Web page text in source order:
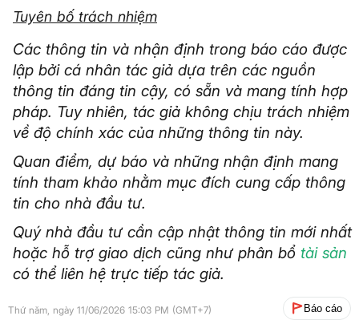
Tuyên bố trách nhiệm
Các thông tin và nhận định trong báo cáo được
lập bởi cá nhân tác giả dựa trên các nguồn
thông tin đáng tin cậy, có sẵn và mang tính hợp
pháp. Tuy nhiên, tác giả không chịu trách nhiệm
về độ chính xác của những thông tin này.
Quan điểm, dự báo và những nhận định mang
tính tham khảo nhằm mục đích cung cấp thông
tin cho nhà đầu tư.
Quý nhà đầu tư cần cập nhật thông tin mới nhất
hoặc hỗ trợ giao dịch cũng như phân bổ tài sản
có thể liên hệ trực tiếp tác giả.
Thứ năm, ngày 11/06/2026 15:03 PM (GMT+7) Báo cáo